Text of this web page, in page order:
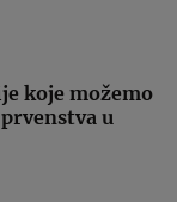
koje možemo
u